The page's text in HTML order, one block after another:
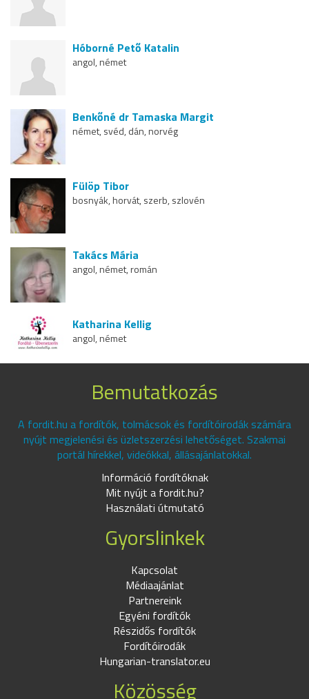
Hóborné Pető Katalin
angol, német
Benkőné dr Tamaska Margit
német, svéd, dán, norvég
Fülöp Tibor
bosnyák, horvát, szerb, szlovén
Takács Mária
angol, német, román
Katharina Kellig
angol, német
Bemutatkozás
A fordit.hu a fordítók, tolmácsok és fordítóirodák számára
nyújt megjelenési és üzletszerzési lehetőséget. Szakmai
portál hírekkel, videókkal, állásajánlatokkal.
Információ fordítóknak
Mit nyújt a fordit.hu?
Használati útmutató
Gyorslinkek
Kapcsolat
Médiaajánlat
Partnereink
Egyéni fordítók
Részidős fordítók
Fordítóirodák
Hungarian-translator.eu
Közösség